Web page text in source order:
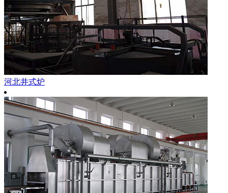
河北井式炉